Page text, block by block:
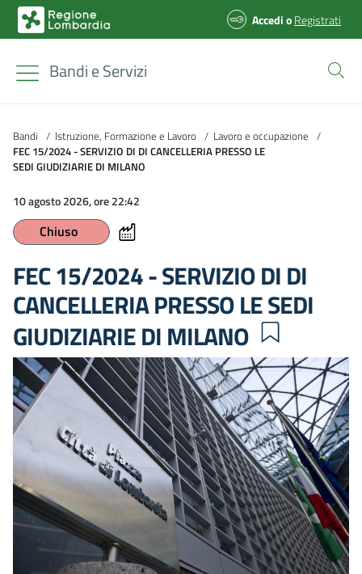
AccedioRegistrati
Bandi e Servizi
Bandi / Istruzione, Formazione e Lavoro / Lavoro e occupazione /
FEC 15/2024 - SERVIZIO DI DI CANCELLERIA PRESSO LE
SEDI GIUDIZIARIE DI MILANO
10 agosto 2026, ore 22:42
Chiuso
FEC 15/2024 - SERVIZIO DI DI
CANCELLERIA PRESSO LE SEDI
GIUDIZIARIE DI MILANO